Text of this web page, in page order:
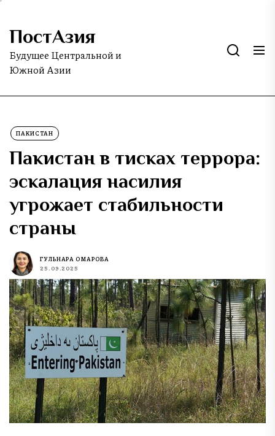
Skip
the
content
ПостАзия
Будущее Центральной и
Южной Азии
ПАКИСТАН
Пакистан в тисках террора:
эскалация насилия
угрожает стабильности
страны
ГУЛЬНАРА ОМАРОВА
25.09.2025